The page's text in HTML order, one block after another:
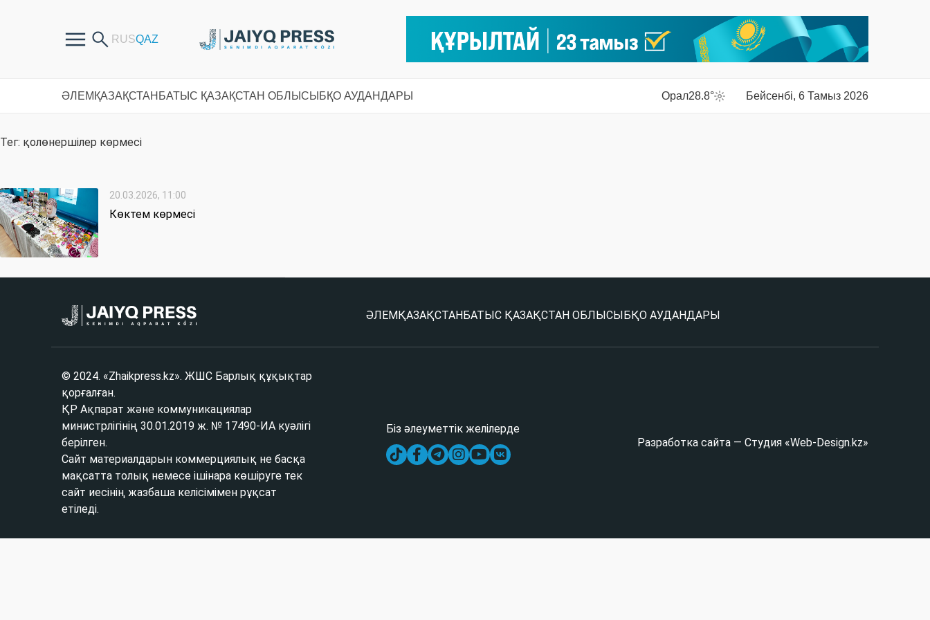
ӘЛЕМ ҚАЗАҚСТАН БАТЫС ҚАЗАҚСТАН ОБЛЫСЫ БҚО АУДАНДАРЫ Орал28.8° Бейсенбі, 6 Тамыз 2026
Тег: қолөнершілер көрмесі
20.03.2026, 11:00
Көктем көрмесі
ӘЛЕМ ҚАЗАҚСТАН БАТЫС ҚАЗАҚСТАН ОБЛЫСЫ БҚО АУДАНДАРЫ
© 2024. «Zhaikpress.kz». ЖШС Барлық құқықтар
қорғалған.
ҚР Ақпарат және коммуникациялар
министрлігінің 30.01.2019 ж. № 17490-ИА куәлігі
берілген.
Сайт материалдарын коммерциялық не басқа
мақсатта толық немесе ішінара көшіруге тек
сайт иесінің жазбаша келісімімен рұқсат
етіледі.
Біз әлеуметтік желілерде
Разработка сайта — Студия «Web-Design.kz»